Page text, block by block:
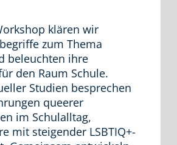
klären wir
zum Thema
beleuchten ihre
den Raum Schule.
Studien besprechen
queerer
im Schulalltag,
mit steigender LSBTIQ+-